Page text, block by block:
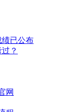
绩已公布
？
网